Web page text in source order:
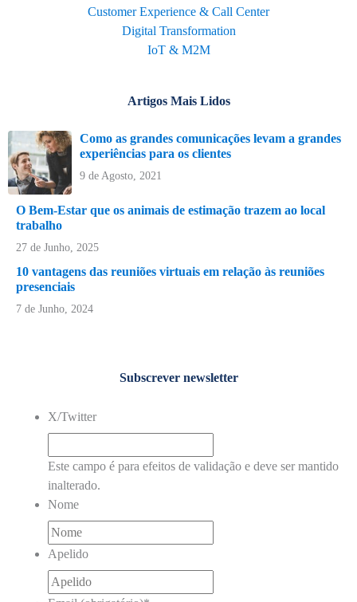
Customer Experience & Call Center
Digital Transformation
IoT & M2M
Artigos Mais Lidos
Como as grandes comunicações levam a grandes
experiências para os clientes
9 de Agosto, 2021
O Bem-Estar que os animais de estimação trazem ao local
trabalho
27 de Junho, 2025
10 vantagens das reuniões virtuais em relação às reuniões
presenciais
7 de Junho, 2024
Subscrever newsletter
X/Twitter
Este campo é para efeitos de validação e deve ser mantido
inalterado.
Nome
Apelido